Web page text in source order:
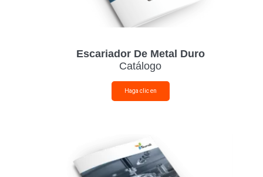
Escariador De Metal Duro
Catálogo
Haga clic en